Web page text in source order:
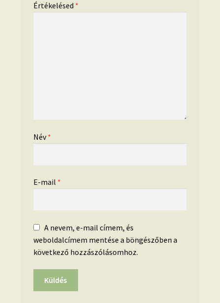
Értékelésed *
Név*
E-mail *
A nevem, e-mail címem, és
weboldalcímem mentése a böngészőben a
következő hozzászólásomhoz.